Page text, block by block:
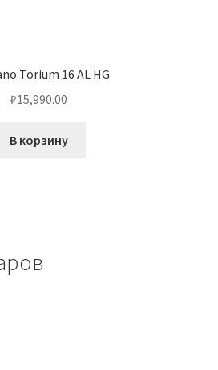
Torium 16 AL HG
₽15,990.00
В корзину